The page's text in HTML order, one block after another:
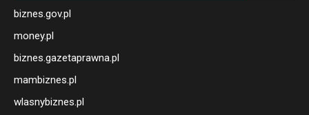
biznes.gov.pl
money.pl
biznes.gazetaprawna.pl
mambiznes.pl
wlasnybiznes.pl